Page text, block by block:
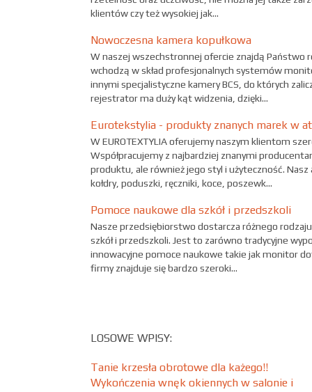
klientów czy też wysokiej jak...
Nowoczesna kamera kopułkowa
W naszej wszechstronnej ofercie znajdą
wchodzą w skład profesjonalnych systemów
innymi specjalistyczne kamery BCS, do których
rejestrator ma duży kąt widzenia, dzięki...
Eurotekstylia - produkty znanych marek w
W EUROTEXTYLIA oferujemy naszym klientom
Współpracujemy z najbardziej znanymi
produktu, ale również jego styl i użyteczność.
kołdry, poduszki, ręczniki, koce, poszewk...
Pomoce naukowe dla szkół i przedszkoli
Nasze przedsiębiorstwo dostarcza różnego
szkół i przedszkoli. Jest to zarówno tradycyjne
innowacyjne pomoce naukowe takie jak monitor
firmy znajduje się bardzo szeroki...
LOSOWE WPISY:
Tanie krzesła obrotowe dla każego!!
Wykończenia wnęk okiennych w salonie i